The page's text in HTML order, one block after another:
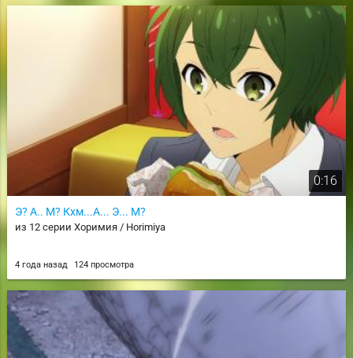
0:16
Э? А.. М? Кхм...А... Э... М?
из 12 серии Хоримия / Horimiya
4 года назад 124 просмотра